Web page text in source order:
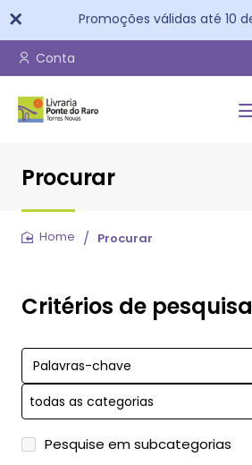
Promoções válidas até 10
Conta
Procurar
Procurar
Critérios de pesquisa
Pesquise em subcategorias